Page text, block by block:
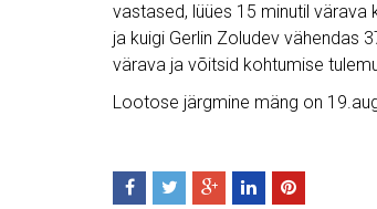
vastased, lüües 15 minutil
ja kuigi Gerlin Zoludev vähendas
värava ja võitsid kohtumise
Lootose järgmine mäng on